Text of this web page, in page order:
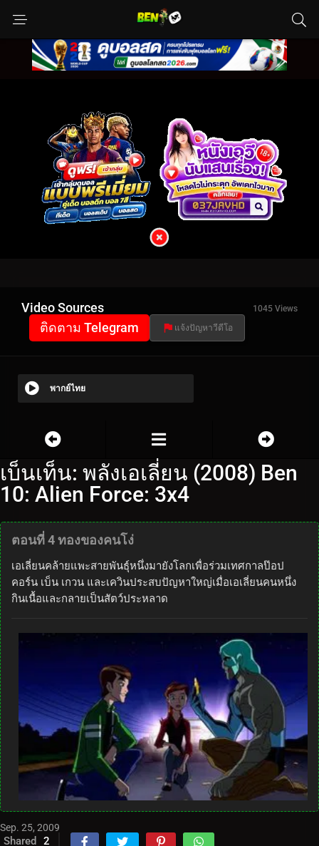
Video Sources 1045 Views
ติดตาม Telegram แจ้งปัญหาวีดีโอ
พากย์ไทย
เบ็นเท็น: พลังเอเลี่ยน (2008) Ben
10: Alien Force: 3x4
ตอนที่ 4 ทองของคนโง่
เอเลี่ยนคล้ายแพะสายพันธุ์หนึ่งมายังโลกเพื่อร่วมเทศกาลป๊อป
คอร์น เบ็น เกวน และเควินประสบปัญหาใหญ่เมื่อเอเลี่ยนคนหนึ่ง
กินเนื้อและกลายเป็นสัตว์ประหลาด
Sep. 25, 2009
Shared 2